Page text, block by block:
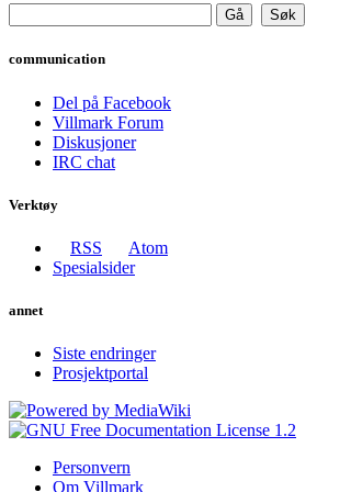
communication
Del på Facebook
Villmark Forum
Diskusjoner
IRC chat
Verktøy
RSS
Atom
Spesialsider
annet
Siste endringer
Prosjektportal
Personvern
Om Villmark